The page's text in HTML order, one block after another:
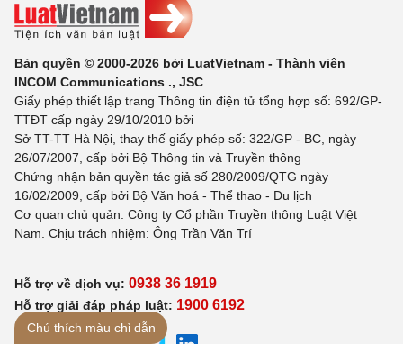
Bản quyền © 2000-2026 bởi LuatVietnam - Thành viên
INCOM Communications ., JSC
Giấy phép thiết lập trang Thông tin điện tử tổng hợp số: 692/GP-
TTĐT cấp ngày 29/10/2010 bởi
Sở TT-TT Hà Nội, thay thế giấy phép số: 322/GP - BC, ngày
26/07/2007, cấp bởi Bộ Thông tin và Truyền thông
Chứng nhận bản quyền tác giả số 280/2009/QTG ngày
16/02/2009, cấp bởi Bộ Văn hoá - Thể thao - Du lịch
Cơ quan chủ quản: Công ty Cổ phần Truyền thông Luật Việt
Nam. Chịu trách nhiệm: Ông Trần Văn Trí
Hỗ trợ về dịch vụ: 0938 36 1919
Hỗ trợ giải đáp pháp luật: 1900 6192
Chú thích màu chỉ dẫn